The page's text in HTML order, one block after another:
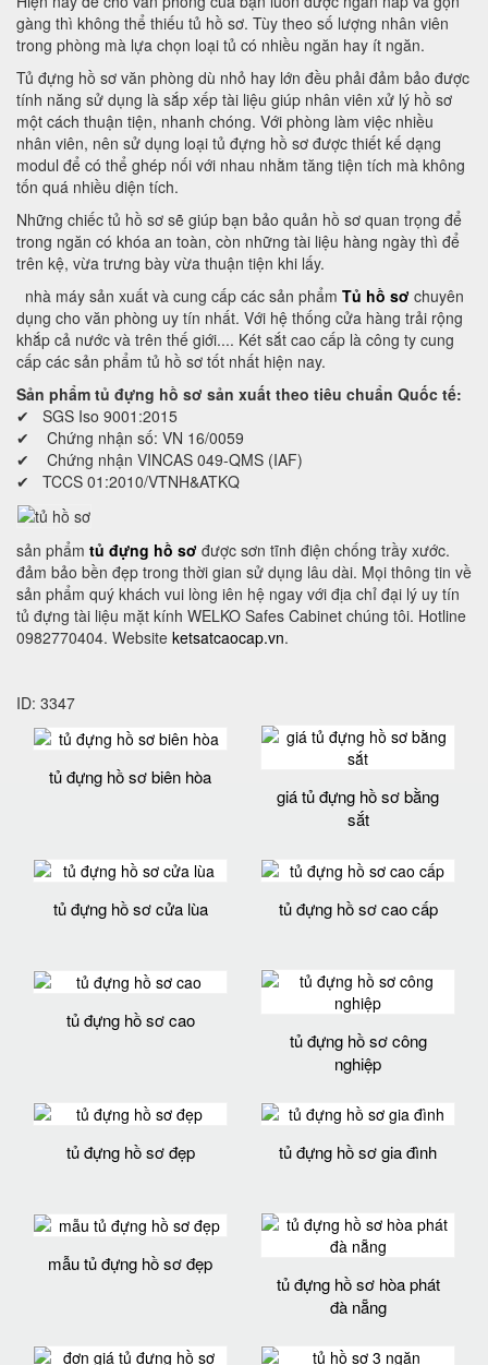
gàng thì không thể thiếu tủ hồ sơ. Tùy theo số lượng nhân viên
trong phòng mà lựa chọn loại tủ có nhiều ngăn hay ít ngăn.
Tủ đựng hồ sơ văn phòng dù nhỏ hay lớn đều phải đảm bảo được
tính năng sử dụng là sắp xếp tài liệu giúp nhân viên xử lý hồ sơ
một cách thuận tiện, nhanh chóng. Với phòng làm việc nhiều
nhân viên, nên sử dụng loại tủ đựng hồ sơ được thiết kế dạng
modul để có thể ghép nối với nhau nhằm tăng tiện tích mà không
tốn quá nhiều diện tích.
Những chiếc tủ hồ sơ sẽ giúp bạn bảo quản hồ sơ quan trọng để
trong ngăn có khóa an toàn, còn những tài liệu hàng ngày thì để
trên kệ, vừa trưng bày vừa thuận tiện khi lấy.
nhà máy sản xuất và cung cấp các sản phẩm Tủ hồ sơ chuyên
dụng cho văn phòng uy tín nhất. Với hệ thống cửa hàng trải rộng
khắp cả nước và trên thế giới.... Két sắt cao cấp là công ty cung
cấp các sản phẩm tủ hồ sơ tốt nhất hiện nay.
Sản phẩm tủ đựng hồ sơ sản xuất theo tiêu chuẩn Quốc tế:
✔ SGS Iso 9001:2015
✔ Chứng nhận số: VN 16/0059
✔ Chứng nhận VINCAS 049-QMS (IAF)
✔ TCCS 01:2010/VTNH&ATKQ
sản phẩm tủ đựng hồ sơ được sơn tĩnh điện chống trầy xước.
đảm bảo bền đẹp trong thời gian sử dụng lâu dài. Mọi thông tin về
sản phẩm quý khách vui lòng iên hệ ngay với địa chỉ đại lý uy tín
tủ đựng tài liệu mặt kính WELKO Safes Cabinet chúng tôi. Hotline
0982770404. Website ketsatcaocap.vn.
ID: 3347
tủ đựng hồ sơ biên hòa
giá tủ đựng hồ sơ bằng
sắt
tủ đựng hồ sơ cửa lùa tủ đựng hồ sơ cao cấp
tủ đựng hồ sơ cao
tủ đựng hồ sơ công
nghiệp
tủ đựng hồ sơ đẹp tủ đựng hồ sơ gia đình
mẫu tủ đựng hồ sơ đẹp
tủ đựng hồ sơ hòa phát
đà nẵng